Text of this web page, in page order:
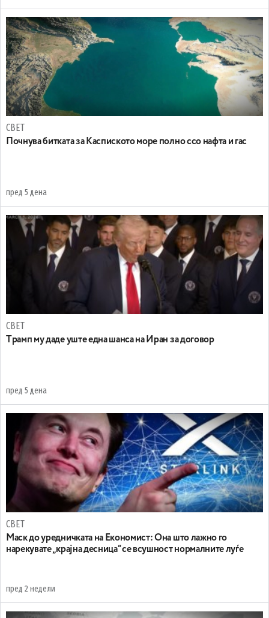
СВЕТ
Почнува битката за Каспиското море полно ссо нафта и гас
пред 5 дена
СВЕТ
Tрамп му даде уште една шанса на Иран за договор
пред 5 дена
СВЕТ
Маск до уредничката на Економист: Она што лажно го
нарекувате „крајна десница“ се всушност нормалните луѓе
пред 2 недели